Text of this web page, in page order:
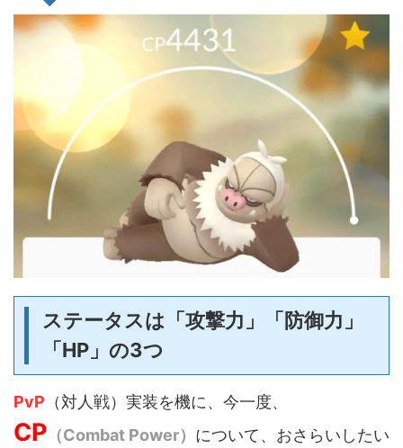
ステータスは「攻撃力」「防御力」
「HP」の3つ
PvP （対人戦）実装を機に、今一度、
CP （Combat Power） について、おさらいしたい